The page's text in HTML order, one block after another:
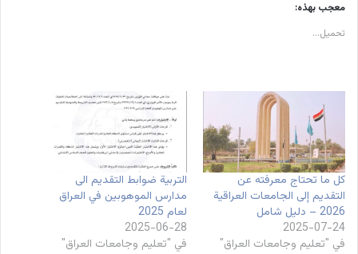
معجب بهذه:
تحميل...
كل ما تحتاج معرفته عن
التقديم إلى الجامعات العراقية
2026 – دليل شامل
2025-07-24
في "تعليم وجامعات العراق"
التربية ضوابط التقديم الى
مدارس الموهوبين في العراق
لعام 2025
2025-06-28
في "تعليم وجامعات العراق"